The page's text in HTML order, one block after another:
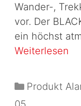
Wander-,
vor. Der
ein höchst
Weiterlesen
Produkt